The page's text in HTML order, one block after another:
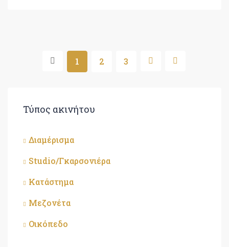
1 2 3
Τύπος ακινήτου
Διαμέρισμα
Studio/Γκαρσονιέρα
Κατάστημα
Μεζονέτα
Οικόπεδο